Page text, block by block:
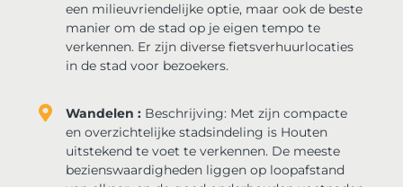
een milieuvriendelijke optie, maar ook de beste
manier om de stad op je eigen tempo te
verkennen. Er zijn diverse fietsverhuurlocaties
in de stad voor bezoekers.
Wandelen : Beschrijving: Met zijn compacte
en overzichtelijke stadsindeling is Houten
uitstekend te voet te verkennen. De meeste
bezienswaardigheden liggen op loopafstand